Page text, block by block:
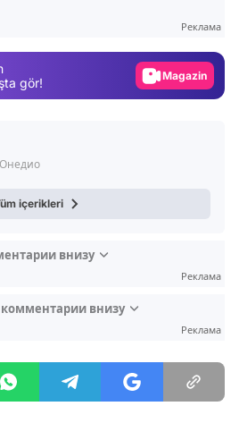
Реклама
gör!
Magazin
içerikleri
внизу
Реклама
внизу
Реклама